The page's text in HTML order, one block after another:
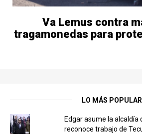
LO MÁS POPULAR
Edgar asume la alcaldía
reconoce trabajo de
Va Lemus contra
tragamonedas para